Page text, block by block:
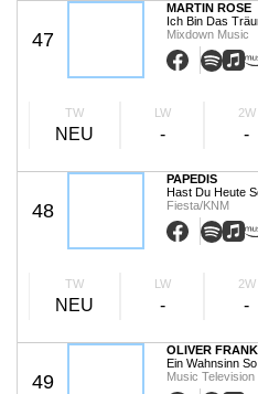
47
MARTIN ROSE
Ich Bin Das
Mixdown Music
TW
NEU
LW
-
2W
-
48
PAPEDIS
Hast Du Heute
Fiesta/KNM
TW
NEU
LW
-
2W
-
49
OLIVER FRANK
Ein Wahnsinn
Music Television